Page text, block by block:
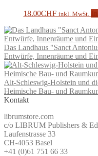
18.00CHF inkl. MwSt.
Das Landhaus "Sanct
Entwürfe, Innenräume und
Alt-Schleswig-Holstein und
Heimische Bau- und
Kontakt
librumstore.com
c/o LIBRUM Publishers &
Laufenstrasse 33
CH-4053 Basel
+41 (0)61 751 66 33